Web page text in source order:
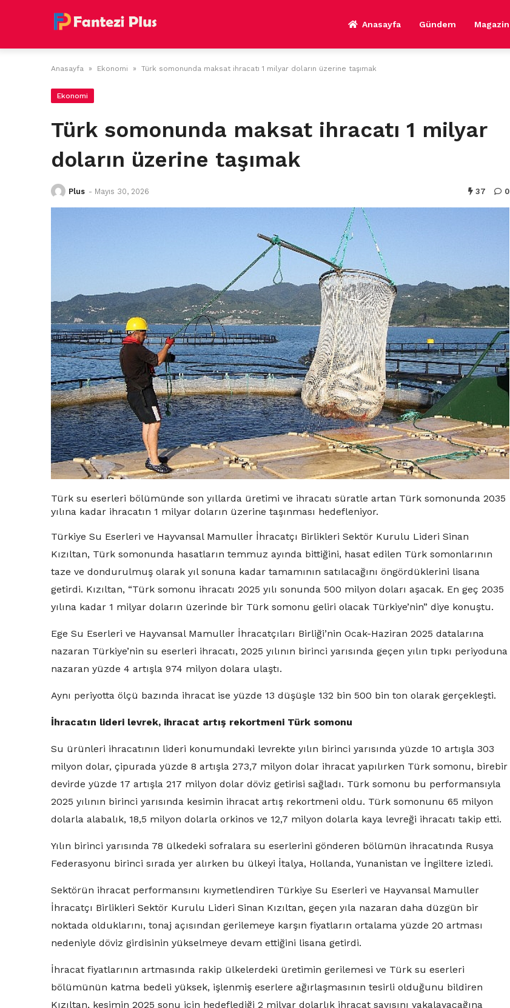
Anasayfa Gündem Magazin
Anasayfa » Ekonomi » Türk somonunda maksat ihracatı 1 milyar doların üzerine taşımak
Ekonomi
Türk somonunda maksat ihracatı 1 milyar
doların üzerine taşımak
Plus - Mayıs 30, 2026 37 0
Türk su eserleri bölümünde son yıllarda üretimi ve ihracatı süratle artan Türk somonunda 2035
yılına kadar ihracatın 1 milyar doların üzerine taşınması hedefleniyor.
Türkiye Su Eserleri ve Hayvansal Mamuller İhracatçı Birlikleri Sektör Kurulu Lideri Sinan
Kızıltan, Türk somonunda hasatların temmuz ayında bittiğini, hasat edilen Türk somonlarının
taze ve dondurulmuş olarak yıl sonuna kadar tamamının satılacağını öngördüklerini lisana
getirdi. Kızıltan, “Türk somonu ihracatı 2025 yılı sonunda 500 milyon doları aşacak. En geç 2035
yılına kadar 1 milyar doların üzerinde bir Türk somonu geliri olacak Türkiye’nin” diye konuştu.
Ege Su Eserleri ve Hayvansal Mamuller İhracatçıları Birliği’nin Ocak-Haziran 2025 datalarına
nazaran Türkiye’nin su eserleri ihracatı, 2025 yılının birinci yarısında geçen yılın tıpkı periyoduna
nazaran yüzde 4 artışla 974 milyon dolara ulaştı.
Aynı periyotta ölçü bazında ihracat ise yüzde 13 düşüşle 132 bin 500 bin ton olarak gerçekleşti.
İhracatın lideri levrek, ihracat artış rekortmeni Türk somonu
Su ürünleri ihracatının lideri konumundaki levrekte yılın birinci yarısında yüzde 10 artışla 303
milyon dolar, çipurada yüzde 8 artışla 273,7 milyon dolar ihracat yapılırken Türk somonu, birebir
devirde yüzde 17 artışla 217 milyon dolar döviz getirisi sağladı. Türk somonu bu performansıyla
2025 yılının birinci yarısında kesimin ihracat artış rekortmeni oldu. Türk somonunu 65 milyon
dolarla alabalık, 18,5 milyon dolarla orkinos ve 12,7 milyon dolarla kaya levreği ihracatı takip etti.
Yılın birinci yarısında 78 ülkedeki sofralara su eserlerini gönderen bölümün ihracatında Rusya
Federasyonu birinci sırada yer alırken bu ülkeyi İtalya, Hollanda, Yunanistan ve İngiltere izledi.
Sektörün ihracat performansını kıymetlendiren Türkiye Su Eserleri ve Hayvansal Mamuller
İhracatçı Birlikleri Sektör Kurulu Lideri Sinan Kızıltan, geçen yıla nazaran daha düzgün bir
noktada olduklarını, tonaj açısından gerilemeye karşın fiyatların ortalama yüzde 20 artması
nedeniyle döviz girdisinin yükselmeye devam ettiğini lisana getirdi.
İhracat fiyatlarının artmasında rakip ülkelerdeki üretimin gerilemesi ve Türk su eserleri
bölümünün katma bedeli yüksek, işlenmiş eserlere ağırlaşmasının tesirli olduğunu bildiren
Kızıltan, kesimin 2025 sonu için hedeflediği 2 milyar dolarlık ihracat sayısını yakalayacağına